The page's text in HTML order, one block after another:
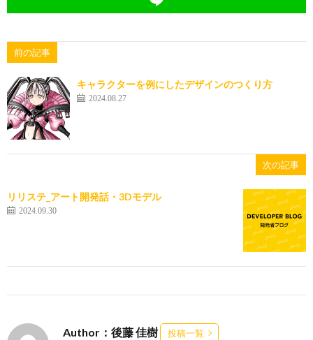
前の記事
キャラクターを例にしたデザインのつくり方
2024.08.27
次の記事
リリステ_アート開発話・3Dモデル
2024.09.30
Author：後藤 佳樹 投稿一覧